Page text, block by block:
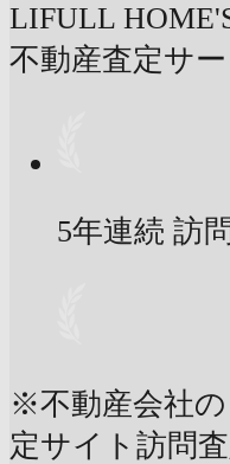
LIFULL
不動産査定サ
5年連続 訪
※不動産会社の
定サイト訪問